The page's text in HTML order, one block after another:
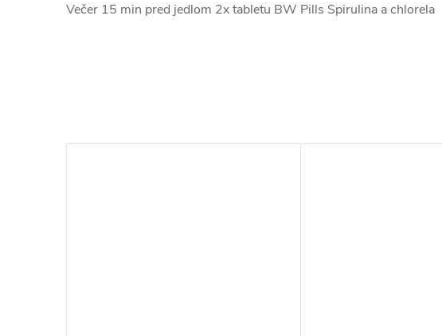
Večer 15 min pred jedlom 2x tabletu BW Pills Spirulina a chlorela